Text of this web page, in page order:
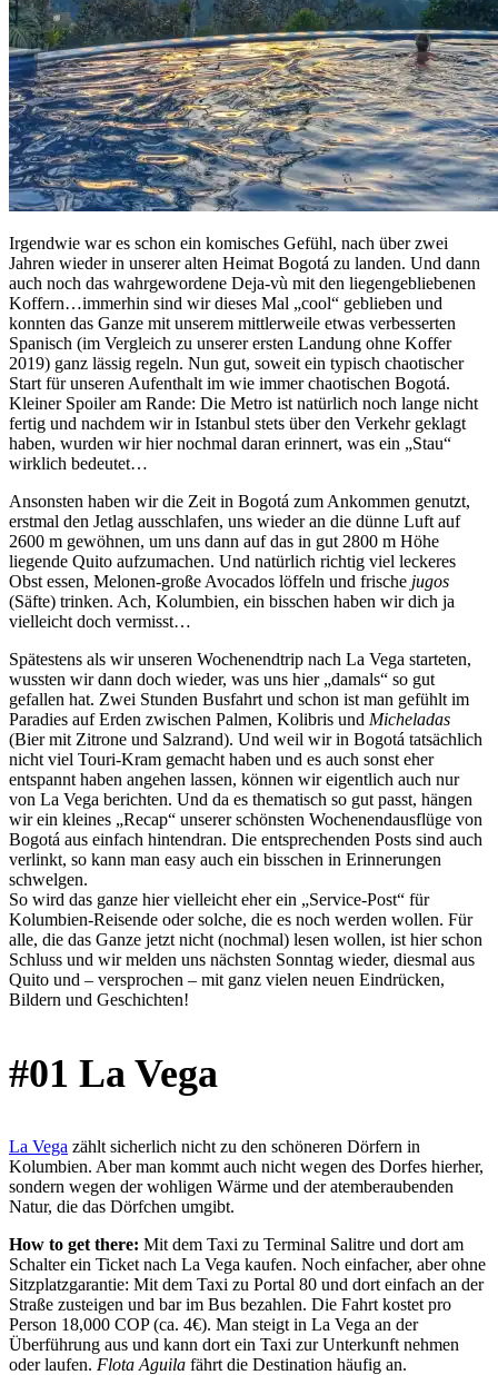
Irgendwie war es schon ein komisches Gefühl, nach über zwei
Jahren wieder in unserer alten Heimat Bogotá zu landen. Und dann
auch noch das wahrgewordene Deja-vù mit den liegengebliebenen
Koffern…immerhin sind wir dieses Mal „cool“ geblieben und
konnten das Ganze mit unserem mittlerweile etwas verbesserten
Spanisch (im Vergleich zu unserer ersten Landung ohne Koffer
2019) ganz lässig regeln. Nun gut, soweit ein typisch chaotischer
Start für unseren Aufenthalt im wie immer chaotischen Bogotá.
Kleiner Spoiler am Rande: Die Metro ist natürlich noch lange nicht
fertig und nachdem wir in Istanbul stets über den Verkehr geklagt
haben, wurden wir hier nochmal daran erinnert, was ein „Stau“
wirklich bedeutet…
Ansonsten haben wir die Zeit in Bogotá zum Ankommen genutzt,
erstmal den Jetlag ausschlafen, uns wieder an die dünne Luft auf
2600 m gewöhnen, um uns dann auf das in gut 2800 m Höhe
liegende Quito aufzumachen. Und natürlich richtig viel leckeres
Obst essen, Melonen-große Avocados löffeln und frische jugos
(Säfte) trinken. Ach, Kolumbien, ein bisschen haben wir dich ja
vielleicht doch vermisst…
Spätestens als wir unseren Wochenendtrip nach La Vega starteten,
wussten wir dann doch wieder, was uns hier „damals“ so gut
gefallen hat. Zwei Stunden Busfahrt und schon ist man gefühlt im
Paradies auf Erden zwischen Palmen, Kolibris und Micheladas
(Bier mit Zitrone und Salzrand). Und weil wir in Bogotá tatsächlich
nicht viel Touri-Kram gemacht haben und es auch sonst eher
entspannt haben angehen lassen, können wir eigentlich auch nur
von La Vega berichten. Und da es thematisch so gut passt, hängen
wir ein kleines „Recap“ unserer schönsten Wochenendausflüge von
Bogotá aus einfach hintendran. Die entsprechenden Posts sind auch
verlinkt, so kann man easy auch ein bisschen in Erinnerungen
schwelgen.
So wird das ganze hier vielleicht eher ein „Service-Post“ für
Kolumbien-Reisende oder solche, die es noch werden wollen. Für
alle, die das Ganze jetzt nicht (nochmal) lesen wollen, ist hier schon
Schluss und wir melden uns nächsten Sonntag wieder, diesmal aus
Quito und – versprochen – mit ganz vielen neuen Eindrücken,
Bildern und Geschichten!
#01 La Vega
La Vega zählt sicherlich nicht zu den schöneren Dörfern in
Kolumbien. Aber man kommt auch nicht wegen des Dorfes hierher,
sondern wegen der wohligen Wärme und der atemberaubenden
Natur, die das Dörfchen umgibt.
How to get there: Mit dem Taxi zu Terminal Salitre und dort am
Schalter ein Ticket nach La Vega kaufen. Noch einfacher, aber ohne
Sitzplatzgarantie: Mit dem Taxi zu Portal 80 und dort einfach an der
Straße zusteigen und bar im Bus bezahlen. Die Fahrt kostet pro
Person 18,000 COP (ca. 4€). Man steigt in La Vega an der
Überführung aus und kann dort ein Taxi zur Unterkunft nehmen
oder laufen. Flota Aguila fährt die Destination häufig an.